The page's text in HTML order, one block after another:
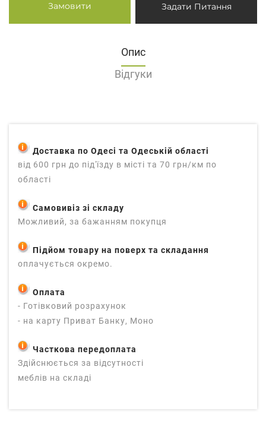
Замовити Задати Питання
Доставка по Одесі та Одеській області
від 600 грн до під'їзду в місті та 70 грн/км по
області
Самовивіз зі складу
Можливий, за бажанням покупця
Підйом товару на поверх та складання
оплачується окремо.
Оплата
- Готівковий розрахунок
- на карту Приват Банку, Моно
Часткова передоплата
Здійснюється за відсутності
меблів на складі
Опис
Відгуки